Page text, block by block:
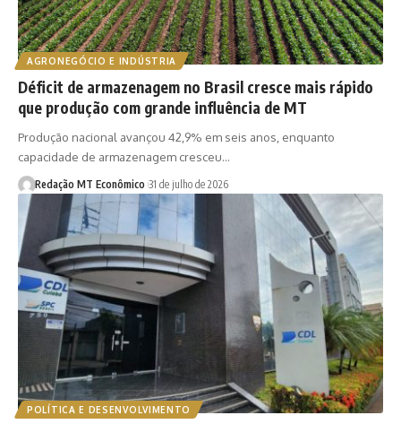
AGRONEGÓCIO E INDÚSTRIA
Déficit de armazenagem no Brasil cresce mais rápido
que produção com grande influência de MT
Produção nacional avançou 42,9% em seis anos, enquanto
capacidade de armazenagem cresceu…
Redação MT Econômico 31 de julho de 2026
POLÍTICA E DESENVOLVIMENTO